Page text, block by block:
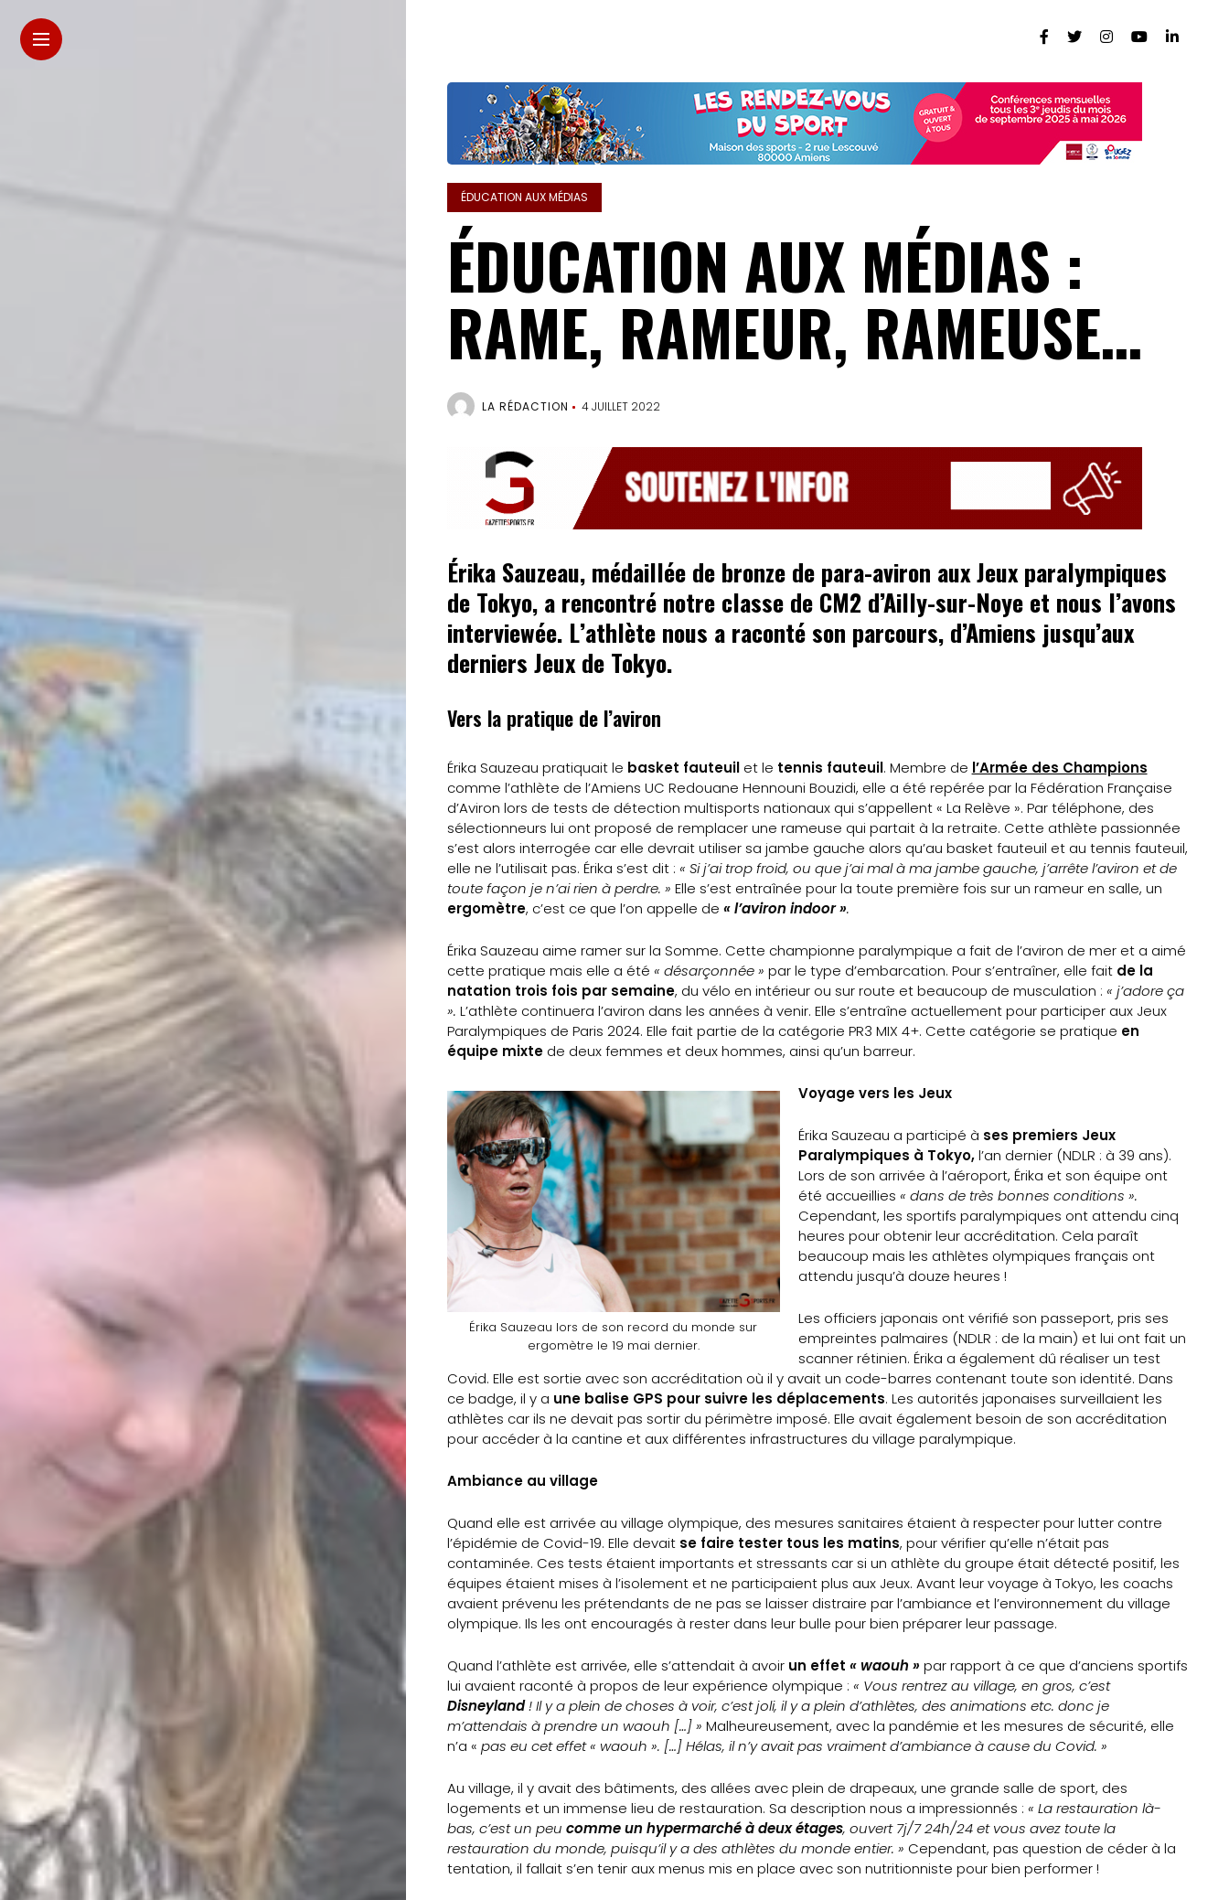
Accueil
Gazette
Sports
ÉDUCATION AUX MÉDIAS
ÉDUCATION AUX MÉDIAS :
RAME, RAMEUR, RAMEUSE…
LA RÉDACTION 4 JUILLET 2022
Érika Sauzeau, médaillée de bronze de para-aviron aux Jeux paralympiques
de Tokyo, a rencontré notre classe de CM2 d’Ailly-sur-Noye et nous l’avons
interviewée. L’athlète nous a raconté son parcours, d’Amiens jusqu’aux
derniers Jeux de Tokyo.
Vers la pratique de l’aviron
Érika Sauzeau pratiquait le basket fauteuilet le tennis fauteuil. Membre de l’Armée des Champions
comme l’athlète de l’Amiens UC Redouane Hennouni Bouzidi, elle a été repérée par la Fédération Française
d’Aviron lors de tests de détection multisports nationaux qui s’appellent « La Relève ». Par téléphone, des
sélectionneurs lui ont proposé de remplacer une rameuse qui partait à la retraite. Cette athlète passionnée
s’est alors interrogée car elle devrait utiliser sa jambe gauche alors qu’au basket fauteuil et au tennis fauteuil,
elle ne l’utilisait pas. Érika s’est dit : « Si j’ai trop froid, ou que j’ai mal à ma jambe gauche, j’arrête l’aviron et de
toute façon je n’ai rien à perdre. » Elle s’est entraînée pour la toute première fois sur un rameur en salle, un
ergomètre, c’est ce que l’on appelle de « l’aviron indoor ».
Érika Sauzeau aime ramer sur la Somme. Cette championne paralympique a fait de l’aviron de mer et a aimé
cette pratique mais elle a été « désarçonnée » par le type d’embarcation. Pour s’entraîner, elle fait de la
natation trois fois par semaine, du vélo en intérieur ou sur route et beaucoup de musculation : « j’adore ça
». L’athlète continuera l’aviron dans les années à venir. Elle s’entraîne actuellement pour participer aux Jeux
Paralympiques de Paris 2024. Elle fait partie de la catégorie PR3 MIX 4+. Cette catégorie se pratique en
équipe mixte de deux femmes et deux hommes, ainsi qu’un barreur.
Érika Sauzeau lors de son record du monde sur
ergomètre le 19 mai dernier.
Voyage vers les Jeux
Érika Sauzeau a participé à ses premiers Jeux
Paralympiques à Tokyo,l’an dernier (NDLR : à 39 ans).
Lors de son arrivée à l’aéroport, Érika et son équipe ont
été accueillies « dans de très bonnes conditions ».
Cependant, les sportifs paralympiques ont attendu cinq
heures pour obtenir leur accréditation. Cela paraît
beaucoup mais les athlètes olympiques français ont
attendu jusqu’à douze heures !
Les officiers japonais ont vérifié son passeport, pris ses
empreintes palmaires (NDLR : de la main) et lui ont fait un
scanner rétinien. Érika a également dû réaliser un test
Covid. Elle est sortie avec son accréditation où il y avait un code-barres contenant toute son identité. Dans
ce badge, il y a une balise GPS pour suivre les déplacements. Les autorités japonaises surveillaient les
athlètes car ils ne devait pas sortir du périmètre imposé. Elle avait également besoin de son accréditation
pour accéder à la cantine et aux différentes infrastructures du village paralympique.
Ambiance au village
Quand elle est arrivée au village olympique, des mesures sanitaires étaient à respecter pour lutter contre
l’épidémie de Covid-19. Elle devait se faire tester tous les matins, pour vérifier qu’elle n’était pas
contaminée. Ces tests étaient importants et stressants car si un athlète du groupe était détecté positif, les
équipes étaient mises à l’isolement et ne participaient plus aux Jeux. Avant leur voyage à Tokyo, les coachs
avaient prévenu les prétendants de ne pas se laisser distraire par l’ambiance et l’environnement du village
olympique. Ils les ont encouragés à rester dans leur bulle pour bien préparer leur passage.
Quand l’athlète est arrivée, elle s’attendait à avoir un effet « waouh » par rapport à ce que d’anciens sportifs
lui avaient raconté à propos de leur expérience olympique : « Vous rentrez au village, en gros, c’est
Disneyland! Il y a plein de choses à voir, c’est joli, il y a plein d’athlètes, des animations etc. donc je
m’attendais à prendre un waouh […] » Malheureusement, avec la pandémie et les mesures de sécurité, elle
n’a « pas eu cet effet « waouh ». […] Hélas, il n’y avait pas vraiment d’ambiance à cause du Covid. »
Au village, il y avait des bâtiments, des allées avec plein de drapeaux, une grande salle de sport, des
logements et un immense lieu de restauration. Sa description nous a impressionnés : « La restauration là-
bas, c’est un peu comme un hypermarché à deux étages, ouvert 7j/7 24h/24 et vous avez toute la
restauration du monde, puisqu’il y a des athlètes du monde entier. » Cependant, pas question de céder à la
tentation, il fallait s’en tenir aux menus mis en place avec son nutritionniste pour bien performer !